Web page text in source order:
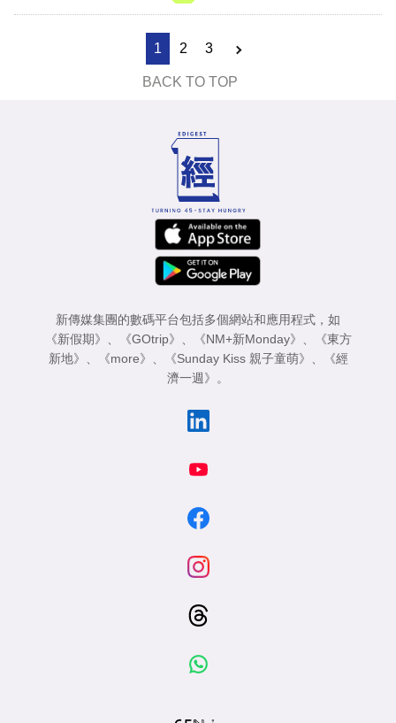
1 2 3
BACK TO TOP
新傳媒集團的數碼平台包括多個網站和應用程式，如
《新假期》 、 《GOtrip》 、 《NM+新Monday》 、
《東方
新地》 、 《more》 、 《Sunday Kiss 親子童萌》 、
《經
濟一週》 。